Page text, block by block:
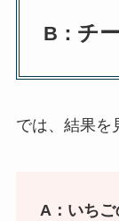
B： チ
では、結果を
A：いち